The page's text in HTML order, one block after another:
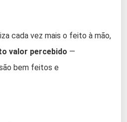
cada vez mais o feito à mão,
valor percebido —
bem feitos e